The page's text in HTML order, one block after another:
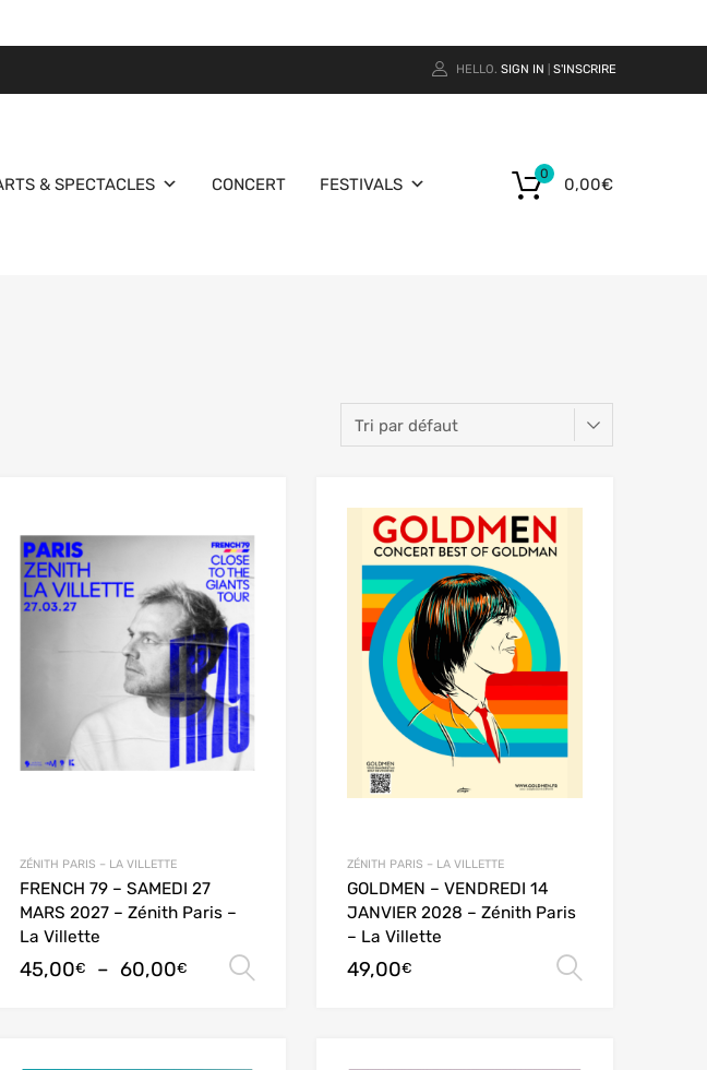
HELLO. SIGN IN S'INSCRIRE
0,00€
0
& SPECTACLES CONCERT FESTIVALS
des options
ZÉNITH PARIS – LA VILLETTE
FRENCH 79 – SAMEDI 27
MARS 2027 – Zénith Paris –
La Villette
45,00€ – 60,00€ Choix des options
ZÉNITH PARIS – LA VILLETTE
GOLDMEN – VENDREDI 14
JANVIER 2028 – Zénith Paris
– La Villette
49,00€